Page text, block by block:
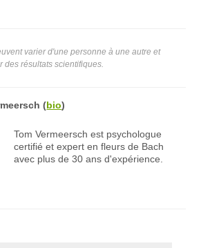
varier d'une personne à une autre et
des résultats scientifiques.
(bio)
Tom Vermeersch est psychologue
certifié et expert en fleurs de Bach
avec plus de 30 ans d'expérience.